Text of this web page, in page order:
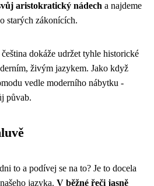
aristokratický nádech a najdeme
starých zákonících.
dokáže udržet tyhle historické
živým jazykem. Jako když
vedle moderního nábytku -
půvab.
to a podívej se na to? Je to docela
jazyka. V běžné řeči jasně